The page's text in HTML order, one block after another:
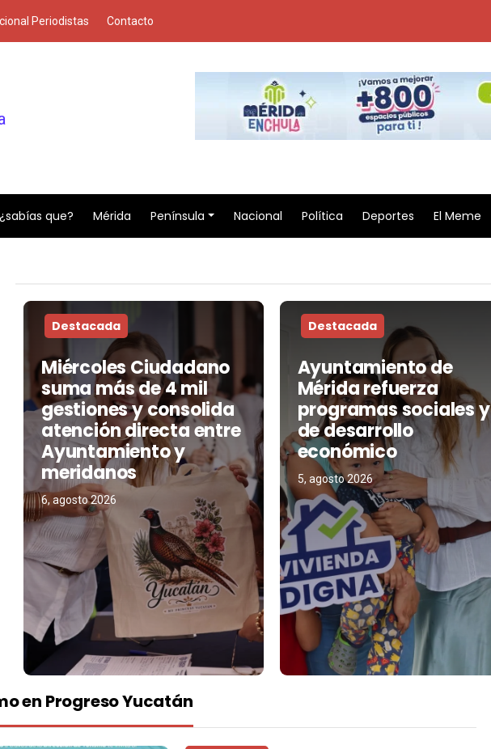
Periodistas Contacto
¿sabías que? Mérida Península Nacional Política Deportes El Meme
Destacada
Miércoles Ciudadano
suma más de 4 mil
gestiones y consolida
atención directa entre
Ayuntamiento y
meridanos
6, agosto 2026
Destacada
Ayuntamiento de
Mérida refuerza
programas sociales y
de desarrollo
económico
5, agosto 2026
en Progreso Yucatán